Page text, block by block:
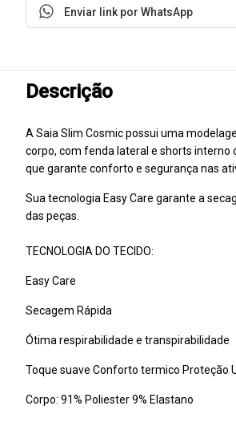
Enviar link por WhatsApp
Descrição
A Saia Slim Cosmic possui uma
corpo, com fenda lateral e shorts interno
que garante conforto e segurança nas
Sua tecnologia Easy Care garante a
das peças.
TECNOLOGIA DO TECIDO:
Easy Care
Secagem Rápida
Ótima respirabilidade e transpirabilidade
Toque suave Conforto termico Proteção
Corpo: 91% Poliester 9% Elastano